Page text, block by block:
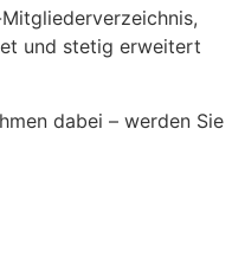
und stetig erweitert
dabei – werden Sie